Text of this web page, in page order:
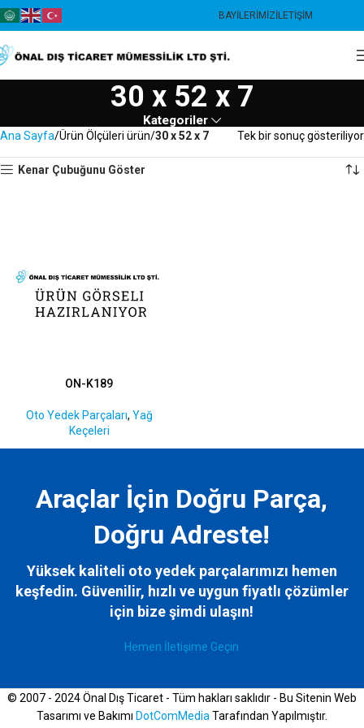
BAYILERIMIZİLETIŞIM
30 x 52 x 7
Kategoriler
Ana Sayfa Ürün Ölçüleri ürün 30 x 52 x 7 Tek bir sonuç gösteriliyor
Kenar Çubuğunu Göster
ON-K189
Oto Yedek Parçaları, Yağ
Keçeleri
Araçlar İçin Doğru Parça,
Doğru Adreste!
Yüksek kaliteli oto yedek parçalarımızı hemen
keşfedin. Güvenilir, hızlı ve uygun fiyatlı çözümler
için bizeşimdi ulaşın!
Hemen İletişime Geçin
© 2007 - 2024 Önal Dış Ticaret - Tüm hakları saklıdır - Bu Sitenin Web
Tasarımı ve Bakımı DotComMedia Tarafından Yapılmıştır.